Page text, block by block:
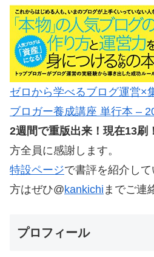
ゼロから学べるブログ運営×
ブロガー養成講座 単行本 –
2週間で重版出来！現在13刷
方全員に感謝します。
特設ページで書評を紹介し
方はぜひ@kankichi までご連
プロフィール